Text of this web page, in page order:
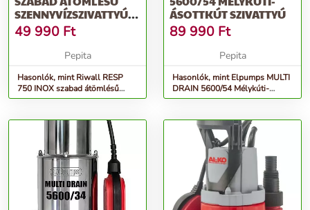
SZENNYVÍZSZIVATTYÚ
750 W
49 990 Ft
Pepita
Hasonlók, mint Riwall RESP
750 INOX szabad átömlésű
szennyvízszivattyú 750 W
ÁSOTTKÚT SZIVATTYÚ
89 990 Ft
Pepita
Hasonlók, mint Elpumps MULTI
DRAIN 5600/54 Mélykúti-
Ásottkút szivattyú